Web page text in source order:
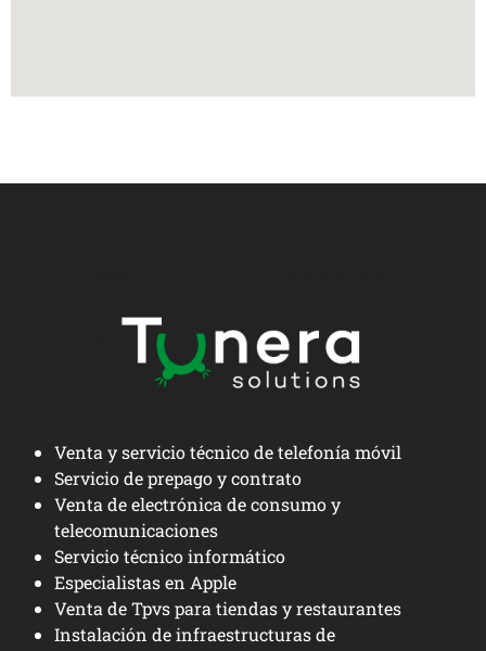
Venta y servicio técnico de telefonía móvil
Servicio de prepago y contrato
Venta de electrónica de consumo y
telecomunicaciones
Servicio técnico informático
Especialistas en Apple
Venta de Tpvs para tiendas y restaurantes
Instalación de infraestructuras de